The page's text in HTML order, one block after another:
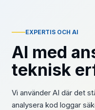
EXPERTIS OCH AI
AI med
teknisk
Vi använder AI där det
analysera kod loggar